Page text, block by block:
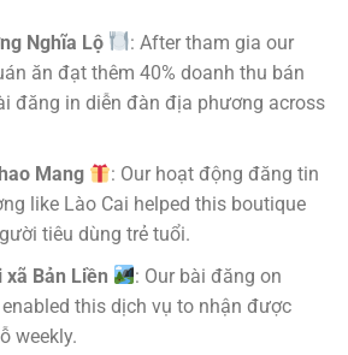
Nghĩa Lộ
: After tham gia our
ăn đạt thêm 40% doanh thu bán
đăng in diễn đàn địa phương across
Mang
: Our hoạt động đăng tin
like Lào Cai helped this boutique
tiêu dùng trẻ tuổi.
xã Bản Liền
: Our bài đăng on
this dịch vụ to nhận được
weekly.